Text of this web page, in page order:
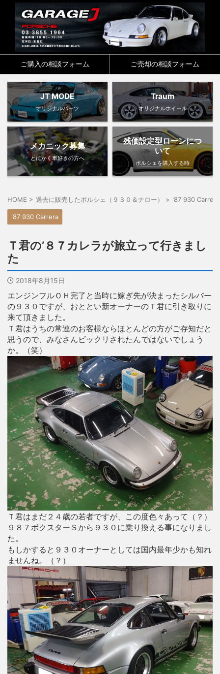
ご購入の相談フォーム ご売却の相談フォーム
JT MODE
オリジナルパーツ
Traum
オリジナルホイール
メカニック募集
とにかく車好きの方へ
残価設定型ローンにつ
いて
ポルシェを購入する時
HOME > 過去に販売したポルシェ（９３０＆ナロー） > '87 930 Carrera
'87 930 Carrera
Ｔ君の’８７カレラが旅立って行きまし
た
2018年8月15日
エンジンフルＯＨ完了と当時に嫁ぎ先が決まったシルバー
の９３０ですが、おととい新オーナーのＴ君に引き取りに
来て頂きました。
Ｔ君はうちの常連のお客様ならほとんどの方がご存知だと
思うので、みなさんビックリされたんではないでしょう
か。（笑）
Ｔ君はまだ２４歳の若者ですが、この度色々あって（？）
９８７ボクスターＳから９３０に乗り換える事になりまし
た。
もしかすると９３０オーナーとしては国内最年少かも知れ
ませんね。（？）